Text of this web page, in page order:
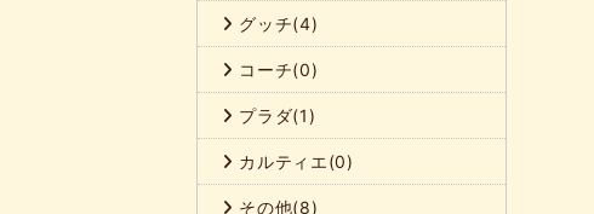
グッチ(4)
コーチ(0)
プラダ(1)
カルティエ(0)
その他(8)